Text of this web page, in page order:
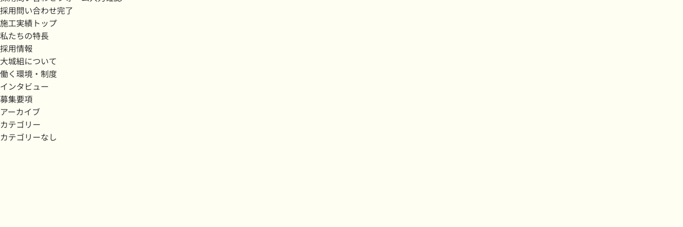
採用問い合わせ完了
施工実績トップ
私たちの特長
採用情報
大城組について
働く環境・制度
インタビュー
募集要項
アーカイブ
カテゴリー
カテゴリーなし